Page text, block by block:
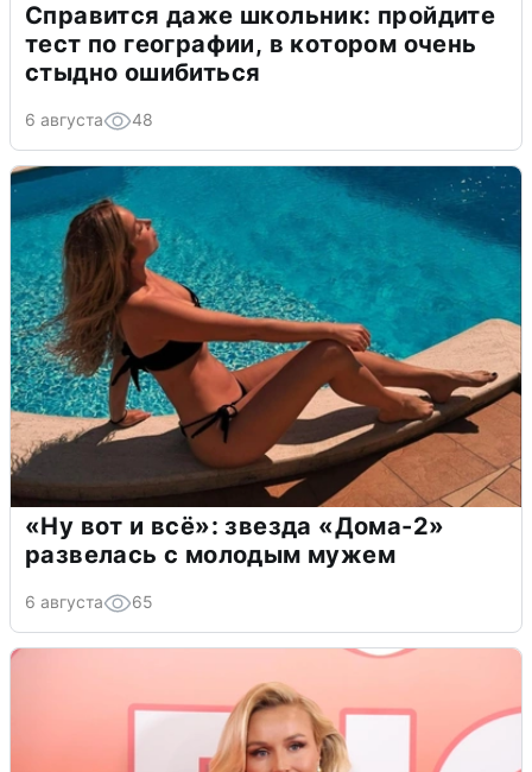
Справится даже школьник: пройдите
тест по географии, в котором очень
стыдно ошибиться
6 августа 48
«Ну вот и всё»: звезда «Дома-2»
развелась с молодым мужем
6 августа 65